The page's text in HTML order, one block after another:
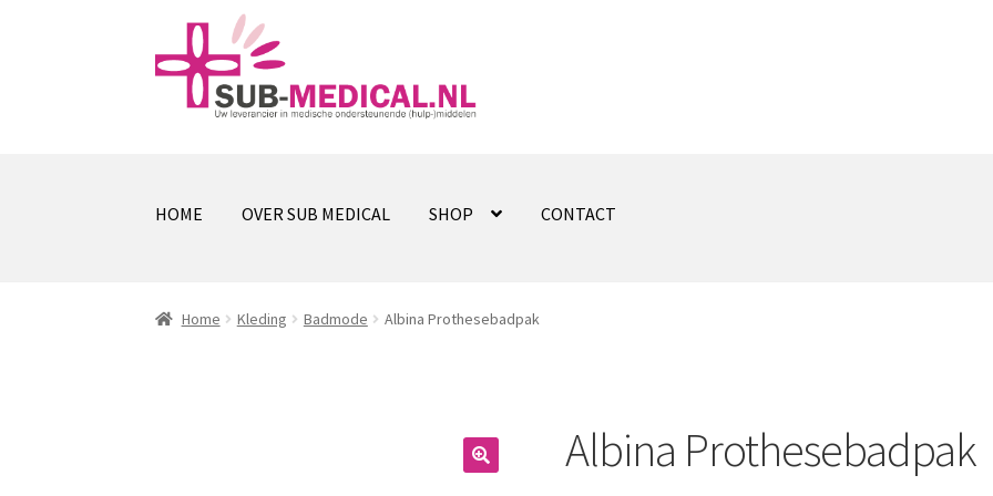
Ga
naar
Ga
HOME OVER SUB MEDICAL SHOP CONTACT
Home Kleding Badmode Albina Prothesebadpak
Albina Prothesebadpak